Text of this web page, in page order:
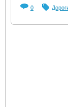
0